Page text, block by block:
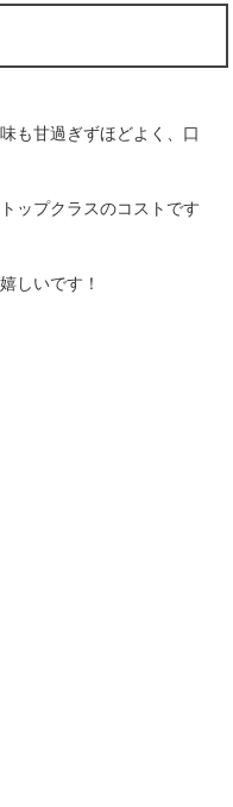
も甘過ぎずほどよく、口
ップクラスのコストです
しいです！